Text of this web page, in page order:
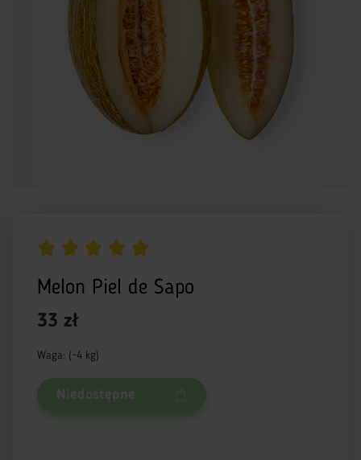
Melon Piel de Sapo
33 zł
Waga: (~4 kg)
Niedostępne